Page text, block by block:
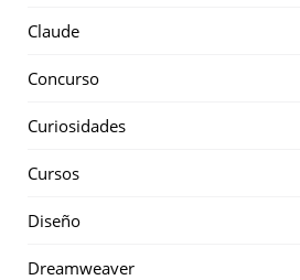
Claude
Concurso
Curiosidades
Cursos
Diseño
Dreamweaver